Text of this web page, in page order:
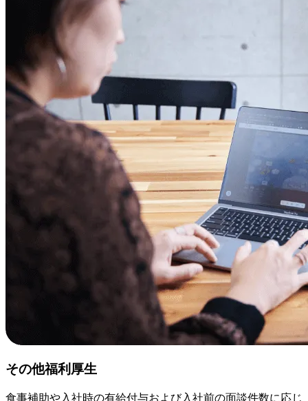
その他福利厚生
食事補助や入社時の有給付与および入社前の面談件数に応じ